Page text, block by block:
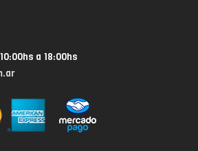
a 18:00hs